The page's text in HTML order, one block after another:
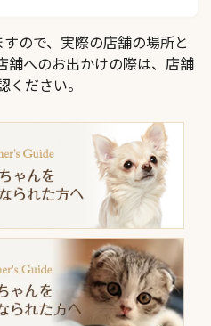
ので、実際の店舗の場所と
舗へのお出かけの際は、店舗
ださい。